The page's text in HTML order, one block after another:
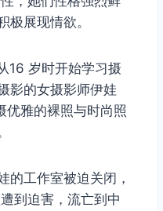
极展现情欲。
16 岁时开始学习摄
影的女摄影师伊娃
优雅的裸照与时尚照
的工作室被迫关闭，
到迫害，流亡到中